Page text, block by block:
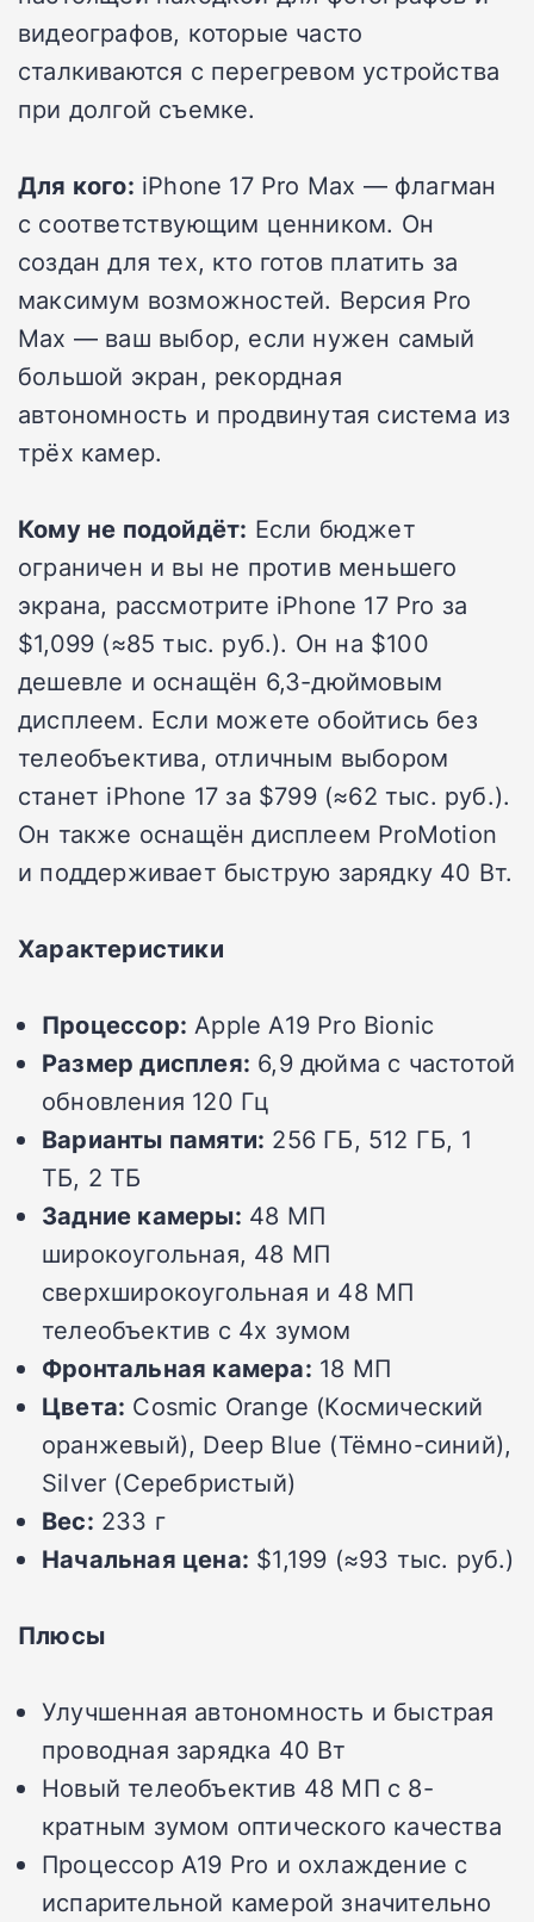
видеографов, которые часто
сталкиваются с перегревом устройства
при долгой съемке.
Для кого: iPhone 17 Pro Max — флагман
с соответствующим ценником. Он
создан для тех, кто готов платить за
максимум возможностей. Версия Pro
Max — ваш выбор, если нужен самый
большой экран, рекордная
автономность и продвинутая система из
трёх камер.
Кому не подойдёт: Если бюджет
ограничен и вы не против меньшего
экрана, рассмотрите iPhone 17 Pro за
$1,099 (≈85 тыс. руб.). Он на $100
дешевле и оснащён 6,3-дюймовым
дисплеем. Если можете обойтись без
телеобъектива, отличным выбором
станет iPhone 17 за $799 (≈62 тыс. руб.).
Он также оснащён дисплеем ProMotion
и поддерживает быструю зарядку 40 Вт.
Характеристики
Процессор: Apple A19 Pro Bionic
Размер дисплея: 6,9 дюйма с частотой
обновления 120 Гц
Варианты памяти: 256 ГБ, 512 ГБ, 1
ТБ, 2 ТБ
Задние камеры: 48 МП
широкоугольная, 48 МП
сверхширокоугольная и 48 МП
телеобъектив с 4х зумом
Фронтальная камера: 18 МП
Цвета: Cosmic Orange (Космический
оранжевый), Deep Blue (Тёмно-синий),
Silver (Серебристый)
Вес: 233 г
Начальная цена: $1,199 (≈93 тыс. руб.)
Плюсы
Улучшенная автономность и быстрая
проводная зарядка 40 Вт
Новый телеобъектив 48 МП с 8-
кратным зумом оптического качества
Процессор A19 Pro и охлаждение с
испарительной камерой значительно